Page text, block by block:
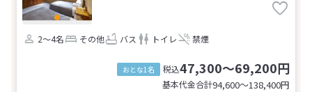
2～4名 その他 バス トイレ 禁煙
おとな1名 税込47,300～69,200円
基本代金合計94,600〜138,400円